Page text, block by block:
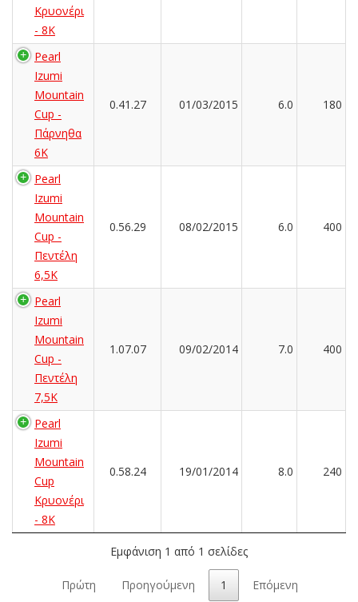
Κρυονέρι
- 8K
Pearl
Izumi
Mountain
Cup -
Πάρνηθα
6K
0.41.27 01/03/2015 6.0 180
Pearl
Izumi
Mountain
Cup -
Πεντέλη
6,5K
0.56.29 08/02/2015 6.0 400
Pearl
Izumi
Mountain
Cup -
Πεντέλη
7,5K
1.07.07 09/02/2014 7.0 400
Pearl
Izumi
Mountain
Cup
Κρυονέρι
- 8K
0.58.24 19/01/2014 8.0 240
Εμφάνιση 1 από 1 σελίδες
Πρώτη Προηγούμενη 1 Επόμενη